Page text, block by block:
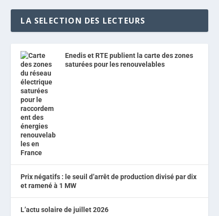
LA SELECTION DES LECTEURS
Enedis et RTE publient la carte des zones
saturées pour les renouvelables
Prix négatifs : le seuil d’arrêt de production divisé par dix
et ramené à 1 MW
L’actu solaire de juillet 2026